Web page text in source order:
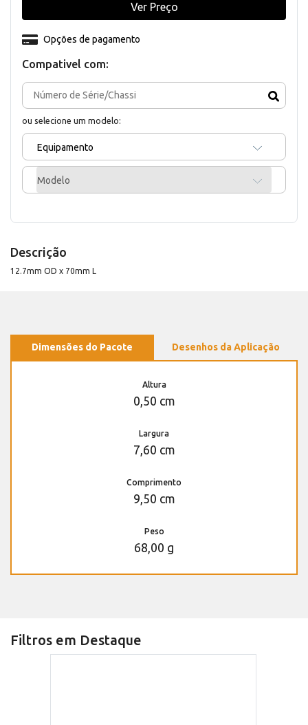
Compativel com:
ou selecione um modelo:
Equipamento
Modelo
Opções de pagamento
Ver Preço
Descrição
12.7mm OD x 70mm L
Dimensões do Pacote Desenhos da Aplicação
Altura
0,50 cm
Largura
7,60 cm
Comprimento
9,50 cm
Peso
68,00 g
Filtros em Destaque